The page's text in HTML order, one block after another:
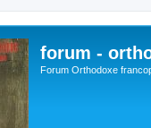
forum -
Forum Orthodoxe